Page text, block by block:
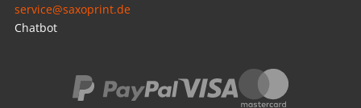
service@saxoprint.de
Chatbot